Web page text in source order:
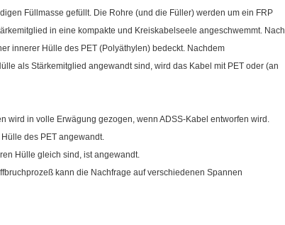
Füllmasse gefüllt. Die Rohre (und die Füller) werden um ein FRP
in eine kompakte und Kreiskabelseele angeschwemmt. Nach
innerer Hülle des PET (Polyäthylen) bedeckt. Nachdem
als Stärkemitglied angewandt sind, wird das Kabel mit PET oder (an
wird in volle Erwägung gezogen, wenn ADSS-Kabel entworfen wird.
des PET angewandt.
Hülle gleich sind, ist angewandt.
kann die Nachfrage auf verschiedenen Spannen